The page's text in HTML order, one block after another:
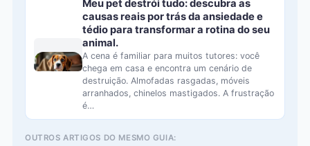
Meu pet destrói tudo: descubra as
causas reais por trás da ansiedade e
tédio para transformar a rotina do seu
animal.
A cena é familiar para muitos tutores: você
chega em casa e encontra um cenário de
destruição. Almofadas rasgadas, móveis
arranhados, chinelos mastigados. A frustração
é…
OUTROS ARTIGOS DO MESMO GUIA: